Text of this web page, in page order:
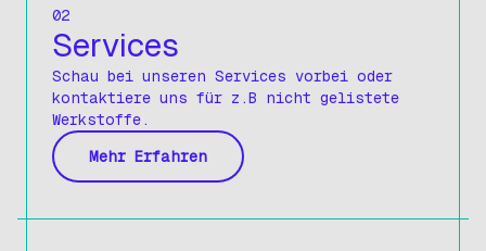
02
Services
Schau bei unseren Services vorbei oder
kontaktiere uns für z.B nicht gelistete
Werkstoffe.
Mehr Erfahren